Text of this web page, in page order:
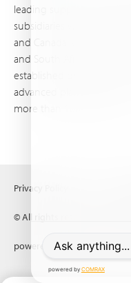
leading supplier of
subsidiaries worldwide,
and Canada, as well as
and South Africa. Backed
established distribution
advanced plant nutrition
more than 100 countries.
© All rights reserved (2026)
Privacy Policy
powered byComrax